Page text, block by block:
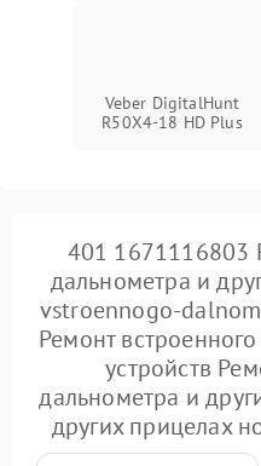
Veber DigitalHunt
R50X4-18 HD Plus
401 1671116803
дальнометра и
vstroennogo-
Ремонт
устройств
дальнометра и
других прицелах